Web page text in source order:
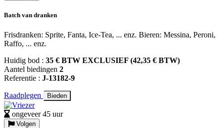
Batch van dranken
Frisdranken: Sprite, Fanta, Ice-Tea, ... enz. Bieren: Messina, Peroni,
Raffo, ... enz.
Huidig bod : 35 € BTW EXCLUSIEF (42,35 € BTW)
Aantel biedingen 2
Referentie : J-13182-9
Raadplegen Bieden
ongeveer 45 uur
Volgen